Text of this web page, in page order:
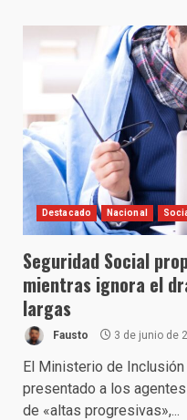
Destacado Nacional
Seguridad Social
mientras ignora el
largas
Fausto 3 de junio de
El Ministerio de
presentado a los
de «altas progresivas»,...